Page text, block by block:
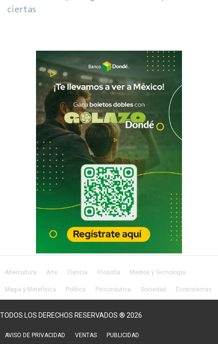
ciertas
Altercultura Arte Ciencia Filosofía Medios y Tecnología
Magia y Metafísica Política Psiconáutica Sociedad Ecosistemas
TODOS LOS DERECHOS RESERVADOS ® 2026
AVISO DE PRIVACIDAD VENTAS PUBLICIDAD